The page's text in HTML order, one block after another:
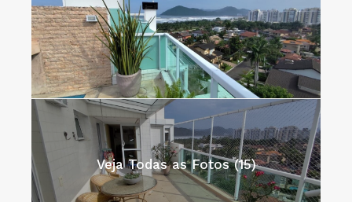
Veja Todas as Fotos (15)